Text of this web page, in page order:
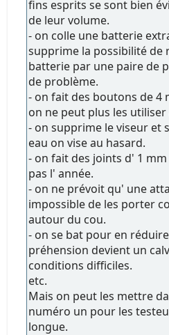
fins esprits se sont bien
de leur volume.
- on colle une batterie
supprime la possibilité de
batterie par une paire de
de problème.
- on fait des boutons de 4
on ne peut plus les utiliser
- on supprime le viseur et
eau on vise au hasard.
- on fait des joints d' 1
pas l' année.
- on ne prévoit qu' une
impossible de les porter
autour du cou.
- on se bat pour en
préhension devient un
conditions difficiles.
etc.
Mais on peut les mettre
numéro un pour les
longue.